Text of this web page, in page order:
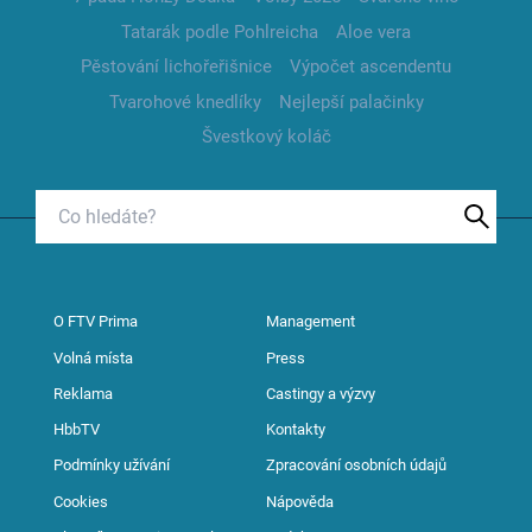
Tatarák podle Pohlreicha
Aloe vera
Pěstování lichořeřišnice
Výpočet ascendentu
Tvarohové knedlíky
Nejlepší palačinky
Švestkový koláč
O FTV Prima Management
Volná místa Press
Reklama Castingy a výzvy
HbbTV Kontakty
Podmínky užívání Zpracování osobních údajů
Cookies Nápověda